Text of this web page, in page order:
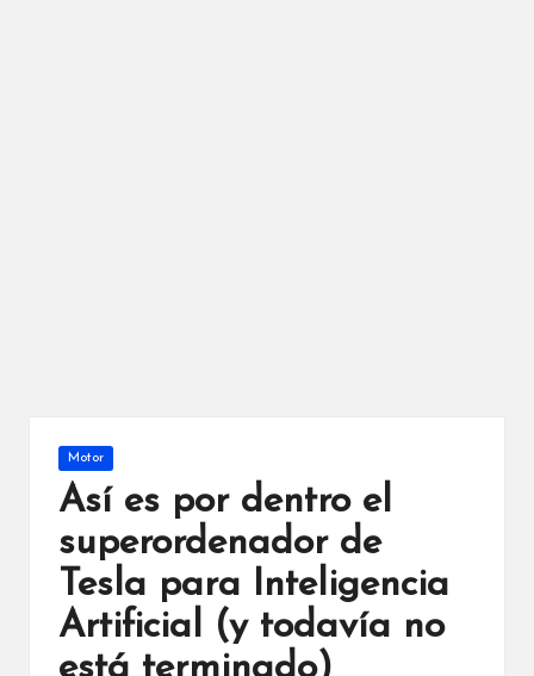
Publicada
en
Motor
Así es por dentro el
superordenador de
Tesla para Inteligencia
Artificial (y todavía no